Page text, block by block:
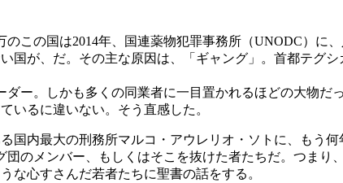
この国は2014年、国連薬物犯罪事務所（UNODC）に
が、だ。その主な原因は、「ギャング」。首都テグ
ー。しかも多くの同業者に一目置かれるほどの大物だ
いるに違いない。そう直感した。
内最大の刑務所マルコ・アウレリオ・ソトに、もう
のメンバー、もしくはそこを抜けた者たちだ。つまり
な心すさんだ若者たちに聖書の話をする。